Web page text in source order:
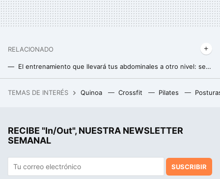
RELACIONADO
El entrenamiento que llevará tus abdominales a otro nivel: se hace en casa y solo necesitarás una toalla
TEMAS DE INTERÉS Quinoa Crossfit Pilates
RECIBE "In/Out", NUESTRA NEWSLETTER
SEMANAL
SUSCRIBIR